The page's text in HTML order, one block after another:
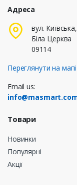
Адреса
вул.
Біла Церква
09114
Переглянути на мапі
Email us:
Товари
Новинки
Популярні
Акції